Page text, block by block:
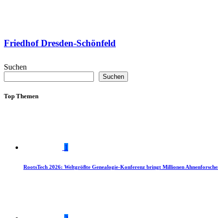
Friedhof Dresden-Schönfeld
Suchen
Suchen
Top Themen
1
RootsTech 2026: Weltgrößte Genealogie-Konferenz bringt Millionen